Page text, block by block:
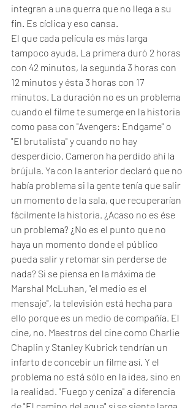
integran a una guerra que no llega a su
fin. Es cíclica y eso cansa.
El que cada película es más larga
tampoco ayuda. La primera duró 2 horas
con 42 minutos, la segunda 3 horas con
12 minutos y ésta 3 horas con 17
minutos. La duración no es un problema
cuando el filme te sumerge en la historia
como pasa con "Avengers: Endgame" o
"El brutalista" y cuando no hay
desperdicio. Cameron ha perdido ahí la
brújula. Ya con la anterior declaró que no
había problema si la gente tenía que salir
un momento de la sala, que recuperarían
fácilmente la historia. ¿Acaso no es ése
un problema? ¿No es el punto que no
haya un momento donde el público
pueda salir y retomar sin perderse de
nada? Si se piensa en la máxima de
Marshal McLuhan, "el medio es el
mensaje", la televisión está hecha para
ello porque es un medio de compañía. El
cine, no. Maestros del cine como Charlie
Chaplin y Stanley Kubrick tendrían un
infarto de concebir un filme así. Y el
problema no está sólo en la idea, sino en
la realidad. "Fuego y ceniza" a diferencia